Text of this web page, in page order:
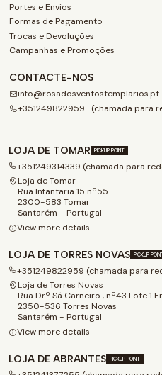
Portes e Envios
Formas de Pagamento
Trocas e Devoluções
Campanhas e Promoções
CONTACTE-NOS
info@rosadosventostemplarios.pt
+351249822959 (chamada para
LOJA DE TOMAR PICKUP POINT
+351249314339 (chamada para
Loja de Tomar
Rua Infantaria 15 nº55
2300-583 Tomar
Santarém - Portugal
View more details
LOJA DE TORRES NOVAS PICKUP
+351249822959 (chamada para
Loja de Torres Novas
Rua Drº Sá Carneiro , nº43 Lote 1
2350-536 Torres Novas
Santarém - Portugal
View more details
LOJA DE ABRANTES PICKUP POINT